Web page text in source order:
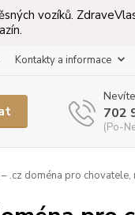
vozíků.
Kontakty a informace
702
(Po-
.cz doména pro